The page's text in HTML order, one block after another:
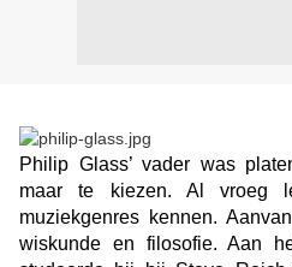
Philip Glass’ vader was
maar te kiezen. Al vroeg
muziekgenres kennen.
wiskunde en filosofie. Aan